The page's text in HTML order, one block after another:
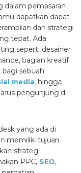
dalam pemasaran
dapatkan dapat
dan strategi
tepat. Ada
seperti desainer
bagian kreatif
sebuah
media, hingga
pengunjung di
yang ada di
memiliki tujuan
strategi
PPC, SEO,